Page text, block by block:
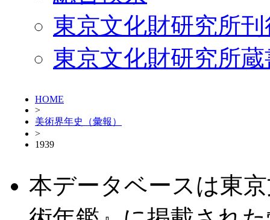
東京文化財研究所
東京文化財研究所
HOME
>
美術界年史（彙報）
>
1939
本データベースは東